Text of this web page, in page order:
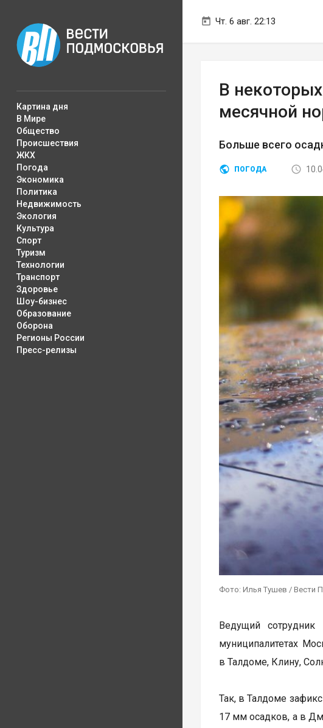
Чт. 6 авг. 22:13
Картина дня
В Мире
Общество
Происшествия
ЖКХ
Погода
Экономика
Политика
Недвижимость
Экология
Культура
Спорт
Туризм
Технологии
Транспорт
Здоровье
Шоу-бизнес
Образование
Оборона
Регионы России
Пресс-релизы
В
месячной
Больше всего
ПОГОДА
Фото: Илья Тушев / Вести
Ведущий
муниципалитетах
в Талдоме, Клину,
Так, в Талдоме
17 мм осадков, а в